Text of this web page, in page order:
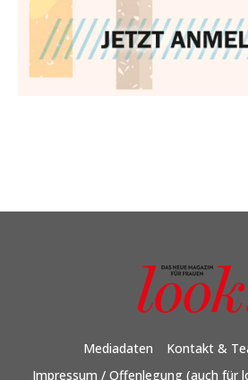
Mediadaten Kontakt &
Impressum / Offenlegung (auch für